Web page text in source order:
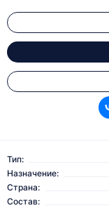
Тип:
Назначение:
Страна:
Состав: